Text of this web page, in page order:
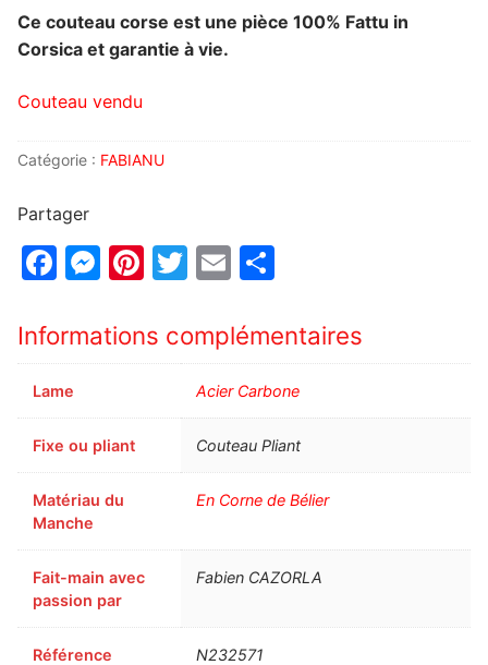
Ce couteau corse est une pièce 100% Fattu in
Corsica et garantie à vie.
Couteau vendu
Catégorie : FABIANU
Partager
Facebook
Messenger
Pinterest
Twitter
Email
Informations complémentaires
Lame Acier Carbone
Fixe ou pliant Couteau Pliant
Matériau du
Manche
En Corne de Bélier
Fait-main avec
passion par
Fabien CAZORLA
Référence
N232571